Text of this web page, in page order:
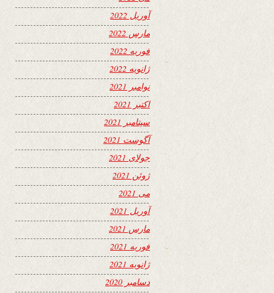
آوریل 2022
مارس 2022
فوریه 2022
ژانویه 2022
نوامبر 2021
اکتبر 2021
سپتامبر 2021
آگوست 2021
جولای 2021
ژوئن 2021
می 2021
آوریل 2021
مارس 2021
فوریه 2021
ژانویه 2021
دسامبر 2020